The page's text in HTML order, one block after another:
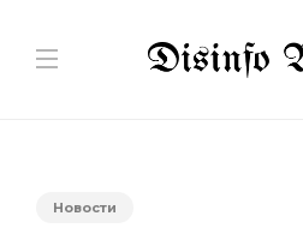
Новости